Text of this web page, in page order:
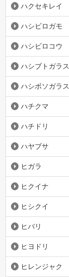
ハクセキレイ
ハシビロガモ
ハシビロコウ
ハシブトガラス
ハシボソガラス
ハチクマ
ハチドリ
ハヤブサ
ヒガラ
ヒクイナ
ヒシクイ
ヒバリ
ヒヨドリ
ヒレンジャク